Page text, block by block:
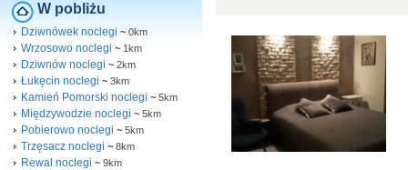
W pobliżu
Dziwnówek noclegi ~ 0km
Wrzosowo noclegi ~ 1km
Dziwnów noclegi ~ 2km
Łukęcin noclegi ~ 3km
Kamień Pomorski noclegi ~ 5km
Międzywodzie noclegi ~ 5km
Pobierowo noclegi ~ 5km
Trzęsacz noclegi ~ 8km
Rewal noclegi ~ 9km